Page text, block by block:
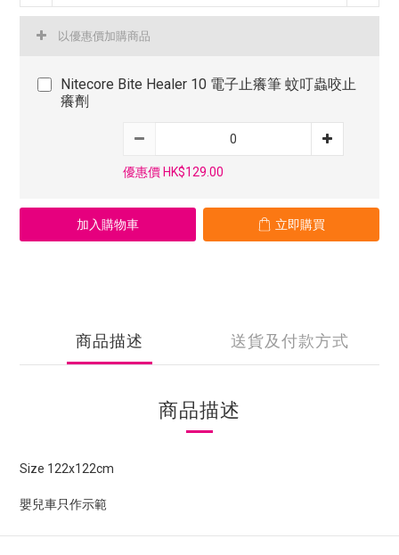
以優惠價加購商品
Nitecore Bite Healer 10 電子止癢筆 蚊叮蟲咬止
癢劑
優惠價 HK$129.00
加入購物車 立即購買
商品描述 送貨及付款方式
商品描述
Size 122x122cm
嬰兒車只作示範